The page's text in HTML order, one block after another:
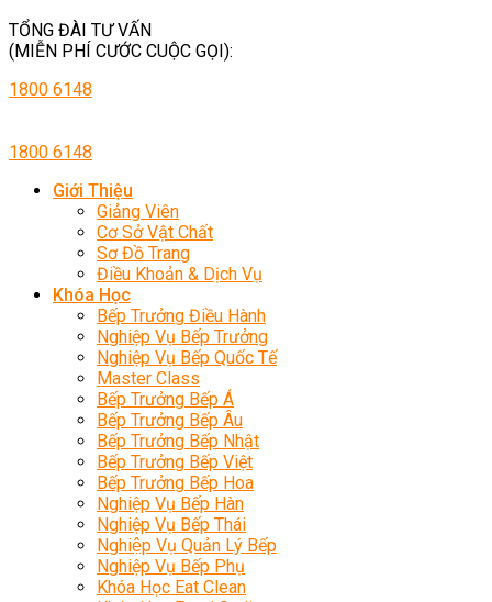
TỔNG ĐÀI TƯ VẤN
(MIỄN PHÍ CƯỚC CUỘC GỌI):
1800 6148
1800 6148
Giới Thiệu
Giảng Viên
Cơ Sở Vật Chất
Sơ Đồ Trang
Điều Khoản & Dịch Vụ
Khóa Học
Bếp Trưởng Điều Hành
Nghiệp Vụ Bếp Trưởng
Nghiệp Vụ Bếp Quốc Tế
Master Class
Bếp Trưởng Bếp Á
Bếp Trưởng Bếp Âu
Bếp Trưởng Bếp Nhật
Bếp Trưởng Bếp Việt
Bếp Trưởng Bếp Hoa
Nghiệp Vụ Bếp Hàn
Nghiệp Vụ Bếp Thái
Nghiệp Vụ Quản Lý Bếp
Nghiệp Vụ Bếp Phụ
Khóa Học Eat Clean